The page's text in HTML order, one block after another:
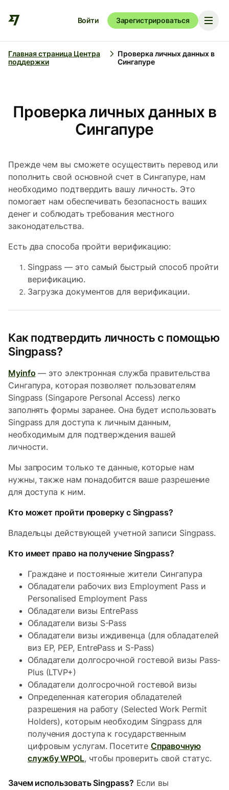
Войти Зарегистрироваться
Главная страница Центра
поддержки
Проверка личных данных в
Сингапуре
Проверка личных данных в
Сингапуре
Прежде чем вы сможете осуществить перевод или
пополнить свой основной счет в Сингапуре, нам
необходимо подтвердить вашу личность. Это
помогает нам обеспечивать безопасность ваших
денег и соблюдать требования местного
законодательства.
Есть два способа пройти верификацию:
Singpass — это самый быстрый способ пройти
верификацию.
Загрузка документов для верификации.
Как подтвердить личность с помощью
Singpass?
Myinfo — это электронная служба правительства
Сингапура, которая позволяет пользователям
Singpass (Singapore Personal Access) легко
заполнять формы заранее. Она будет использовать
Singpass для доступа к личным данным,
необходимым для подтверждения вашей
личности.
Мы запросим только те данные, которые нам
нужны, также нам понадобится ваше разрешение
для доступа к ним.
Кто может пройти проверку с Singpass?
Владельцы действующей учетной записи Singpass.
Кто имеет право на получение Singpass?
Граждане и постоянные жители Сингапура
Обладатели рабочих виз Employment Pass и
Personalised Employment Pass
Обладатели визы EntrePass
Обладатели визы S-Pass
Обладатели визы иждивенца (для обладателей
виз EP, PEP, EntrePass и S-Pass)
Обладатели долгосрочной гостевой визы Pass-
Plus (LTVP+)
Обладатели долгосрочной гостевой визы
Определенная категория обладателей
разрешения на работу (Selected Work Permit
Holders), которым необходим Singpass для
получения доступа к государственным
цифровым услугам. Посетите Справочную
службу WPOL, чтобы проверить свой статус.
Зачем использовать Singpass? Если вы